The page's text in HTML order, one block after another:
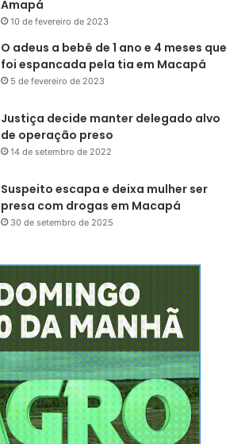
Amapá
10 de fevereiro de 2023
O adeus a bebê de 1 ano e 4 meses que
foi espancada pela tia em Macapá
5 de fevereiro de 2023
Justiça decide manter delegado alvo
de operação preso
14 de setembro de 2022
Suspeito escapa e deixa mulher ser
presa com drogas em Macapá
30 de setembro de 2025